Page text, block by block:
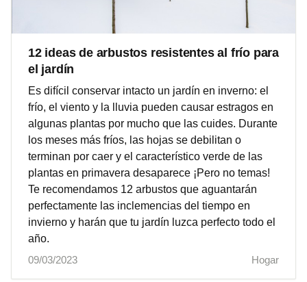
12 ideas de arbustos resistentes al frío para
el jardín
Es difícil conservar intacto un jardín en inverno: el
frío, el viento y la lluvia pueden causar estragos en
algunas plantas por mucho que las cuides. Durante
los meses más fríos, las hojas se debilitan o
terminan por caer y el característico verde de las
plantas en primavera desaparece ¡Pero no temas!
Te recomendamos 12 arbustos que aguantarán
perfectamente las inclemencias del tiempo en
invierno y harán que tu jardín luzca perfecto todo el
año.
09/03/2023
Hogar